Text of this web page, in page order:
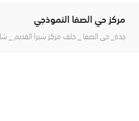
مركز حي الصفا النموذجي
جدة_ حي الصفا _ خلف مركز شبرا القديم _